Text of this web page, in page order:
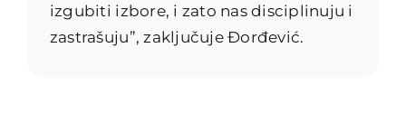
izgubiti izbore, i zato nas disciplinuju i
zastrašuju”, zaključuje Đorđević.